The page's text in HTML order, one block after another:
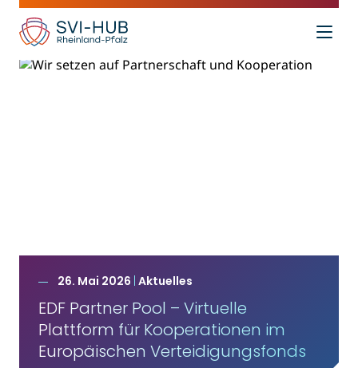
26. Mai 2026 Aktuelles
EDF Partner Pool – Virtuelle
Plattform für Kooperationen im
Europäischen Verteidigungsfonds